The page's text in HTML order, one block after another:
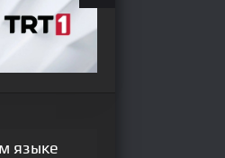
языке